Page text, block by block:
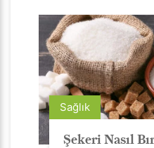
Sağlık
Şekeri Nasıl